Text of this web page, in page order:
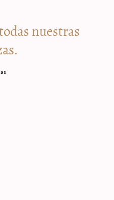
nuestras